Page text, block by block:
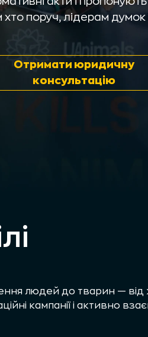
поруч, лідерам
Отримати юридичну
консультацію
людей до тварин — від
кампанії і активно